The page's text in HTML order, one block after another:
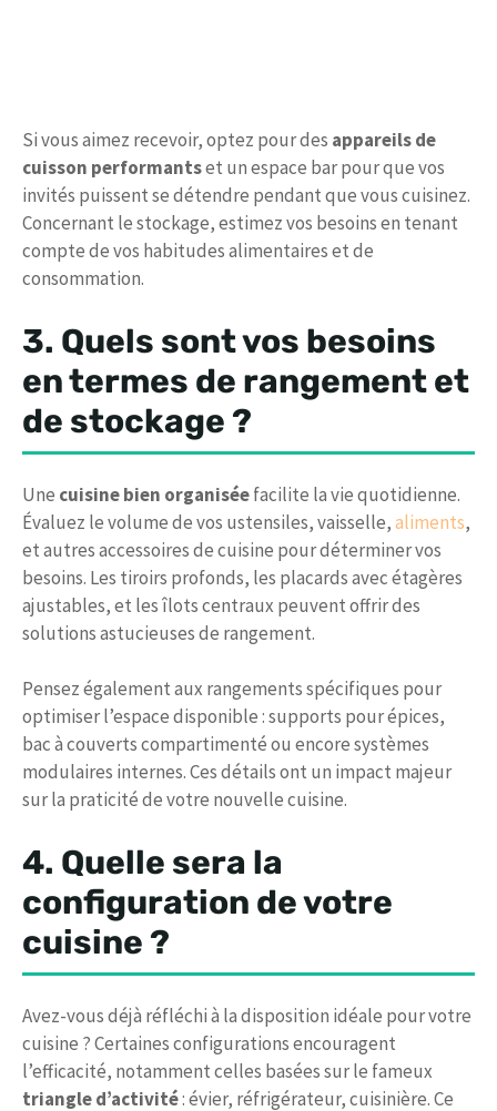
Si vous aimez recevoir, optez pour des appareils de
cuisson performantset un espace bar pour que vos
invités puissent se détendre pendant que vous cuisinez.
Concernant le stockage, estimez vos besoins en tenant
compte de vos habitudes alimentaires et de
consommation.
3. Quels sont vos besoins
en termes de rangement et
de stockage ?
Une cuisine bien organiséefacilite la vie quotidienne.
Évaluez le volume de vos ustensiles, vaisselle,aliments,
et autres accessoires de cuisine pour déterminer vos
besoins. Les tiroirs profonds, les placards avec étagères
ajustables, et les îlots centraux peuvent offrir des
solutions astucieuses de rangement.
Pensez également aux rangements spécifiques pour
optimiser l’espace disponible : supports pour épices,
bac à couverts compartimenté ou encore systèmes
modulaires internes. Ces détails ont un impact majeur
sur la praticité de votre nouvelle cuisine.
4. Quelle sera la
configuration de votre
cuisine ?
Avez-vous déjà réfléchi à la disposition idéale pour votre
cuisine ? Certaines configurations encouragent
l’efficacité, notamment celles basées sur le fameux
triangle d’activité: évier, réfrigérateur, cuisinière. Ce